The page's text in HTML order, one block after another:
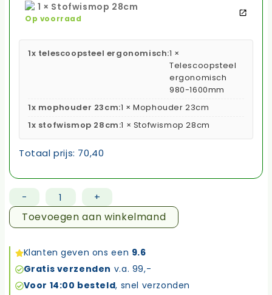
1 × Stofwismop 28cm
Op voorraad
1x telescoopsteel ergonomisch:1 ×
Telescoopsteel
ergonomisch
980-1600mm
1x mophouder 23cm:1 × Mophouder 23cm
1x stofwismop 28cm:1 × Stofwismop 28cm
Totaal prijs: 70,40
-
systeem
28cm
+
Toevoegen aan winkelmand
Klanten geven ons een 9.6
Gratis verzenden v.a. 99,-
Voor 14:00 besteld, snel verzonden